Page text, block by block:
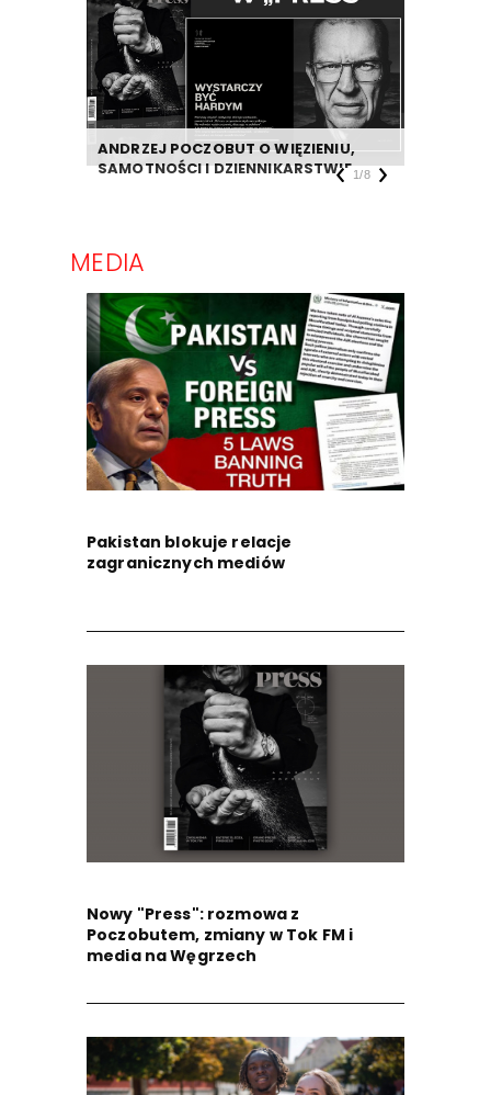
ANDRZEJ POCZOBUT O WIĘZIENIU,
SAMOTNOŚCI I DZIENNIKARSTWIE1/8
MEDIA
Pakistan blokuje relacje
zagranicznych mediów
Nowy "Press": rozmowa z
Poczobutem, zmiany w Tok FM i
media na Węgrzech